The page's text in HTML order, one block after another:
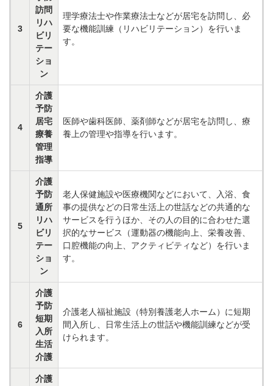
3
訪問
リハ
ビリ
テー
ショ
ン
理学療法士や作業療法士などが居宅を訪問し、必
要な機能訓練（リハビリテーション）を行いま
す。
4
介護
予防
居宅
療養
管理
指導
医師や歯科医師、薬剤師などが居宅を訪問し、療
養上の管理や指導を行います。
5
介護
予防
通所
リハ
ビリ
テー
ショ
ン
老人保健施設や医療機関などにおいて、入浴、食
事の提供などの日常生活上の世話などの共通的な
サービスを行うほか、その人の目的に合わせた選
択的なサービス（運動器の機能向上、栄養改善、
口腔機能の向上、アクティビティなど）を行いま
す。
6
介護
予防
短期
入所
生活
介護
介護老人福祉施設（特別養護老人ホーム）に短期
間入所し、日常生活上の世話や機能訓練などが受
けられます。
介護